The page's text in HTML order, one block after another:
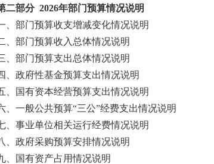
部分 2026年部门预算情况说明
部门预算收支增减变化情况说明
部门预算收入总体情况说明
部门预算支出总体情况说明
政府性基金预算支出情况说明
国有资本经营预算支出情况说明
一般公共预算“三公”经费支出情况说明
事业单位相关运行经费情况说明
政府采购预算安排情况说明
国有资产占用情况说明